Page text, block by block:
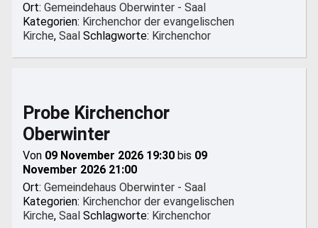
Ort:Gemeindehaus Oberwinter - Saal
Kategorien: Kirchenchor der evangelischen
Kirche,Saal Schlagworte: Kirchenchor
Probe Kirchenchor
Oberwinter
Von 09 November 2026 19:30 bis 09
November 2026 21:00
Ort:Gemeindehaus Oberwinter - Saal
Kategorien: Kirchenchor der evangelischen
Kirche,Saal Schlagworte: Kirchenchor